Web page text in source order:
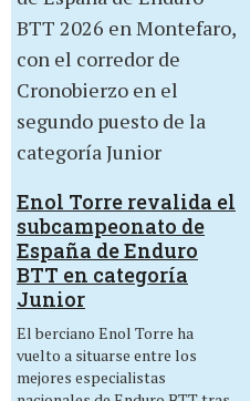
Enol Torre revalida el
subcampeonato de
España de Enduro
BTT en categoría
Junior
El berciano Enol Torre ha
vuelto a situarse entre los
mejores especialistas